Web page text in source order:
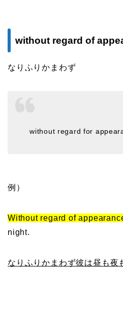
without regard of
なりふりかまわず
without regard for
例）
Without regard of
night.
なりふりかまわず彼は昼も夜